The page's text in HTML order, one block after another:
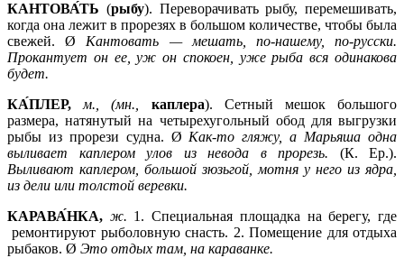
КАНТОВА́ТЬ (рыбу). Переворачивать рыбу, перемешивать,
когда она лежит в прорезях в большом количестве, чтобы была
свежей. Ø Кантовать —
мешать, по-нашему, по-русски.
Прокантует он ее, уж он спокоен, уже рыба вся одинакова
будет.
КА́ПЛЕР, м., (мн., каплера). Сетный мешок большого
размера, натянутый на четырехугольный обод для выгрузки
рыбы из прорези судна. Ø Как-то гляжу, а Марьяша одна
выливает каплером улов из невода в прорезь. (К. Ер.).
Выливают каплером, большой зюзьгой, мотня у него из ядра,
из дели или толстой веревки.
КАРАВА́НКА, ж. 1. Специальная площадка на берегу, где
ремонтируют рыболовную снасть. 2. Помещение для отдыха
рыбаков. Ø Это отдых там, на караванке.